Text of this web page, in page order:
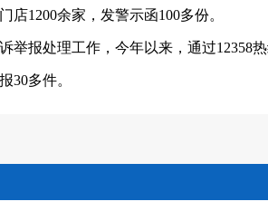
店1200余家，发警示函100多份。
举报处理工作，今年以来，通过12358
30多件。